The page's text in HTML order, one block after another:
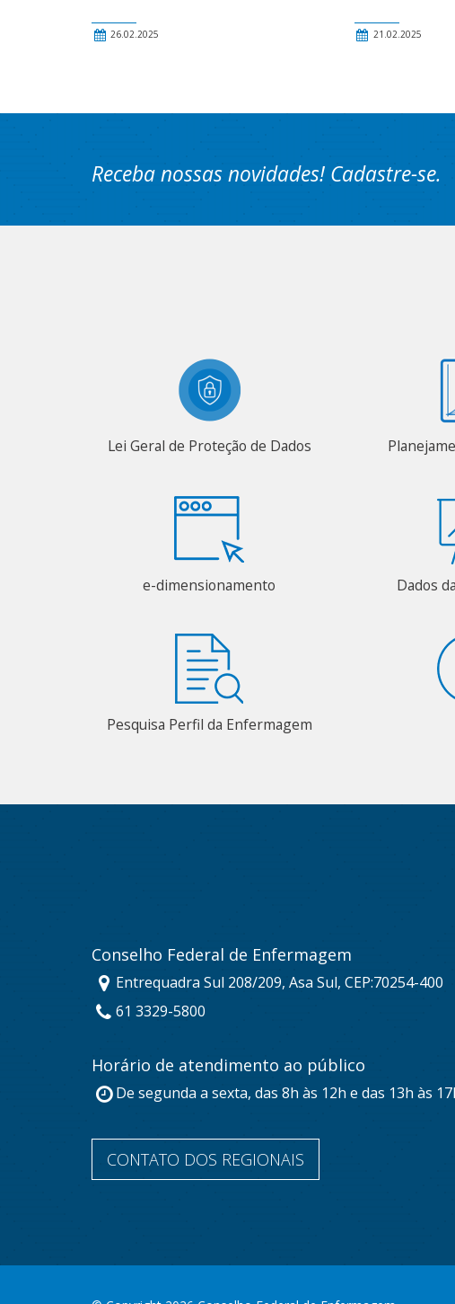
26.02.2025 21.02.2025
Receba nossas novidades! Cadastre-se.
Lei Geral de Proteção de Dados
e-dimensionamento Dados
Pesquisa Perfil da Enfermagem
Conselho Federal de Enfermagem
Entrequadra Sul 208/209, Asa Sul, CEP:70254-400
61 3329-5800
Horário de atendimento ao público
De segunda a sexta, das 8h às 12h e das 13h às
CONTATO DOS REGIONAIS